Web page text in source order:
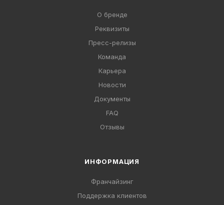
О бренде
Реквизиты
Пресс-релизы
Команда
Карьера
Новости
Документы
FAQ
Отзывы
ИНФОРМАЦИЯ
Франчайзинг
Поддержка клиентов